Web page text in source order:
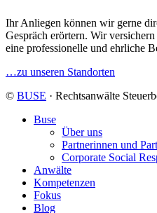
Ihr Anliegen können wir gerne
Gespräch erörtern. Wir
eine professionelle und ehrliche
…zu unseren Standorten
© BUSE · Rechtsanwälte
Buse
Über uns
Partnerinnen und
Corporate Social
Anwälte
Kompetenzen
Fokus
Blog